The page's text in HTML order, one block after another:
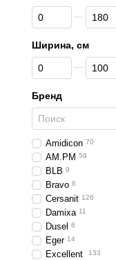
От Длинна, см
До Длинна, см
Ширина, см
От Ширина, см
До Ширина, см
Бренд
Amidicon 70
AM.PM 59
BLB 9
Bravo 6
Cersanit 126
Damixa 11
Dusel 6
Eger 14
Excellent 133